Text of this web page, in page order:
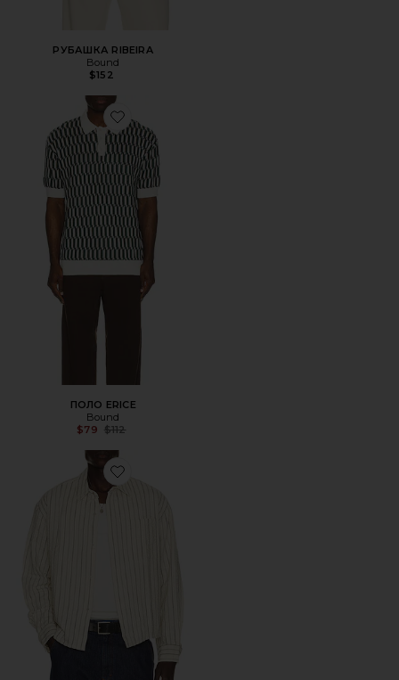
РУБАШКА RIBEIRA
Bound
$152
Favorite ПОЛО ERICE
ПОЛО ERICE
Bound
$79 Previous price:
$112
Favorite РУБАШКА PORTO